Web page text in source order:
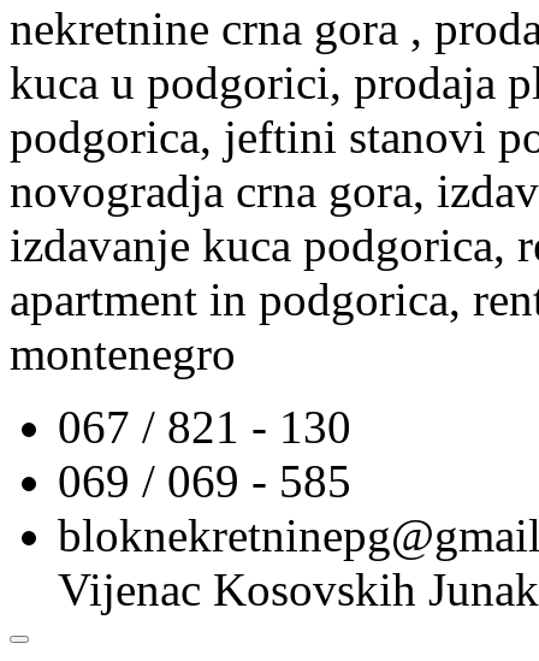
nekretnine crna gora ,
kuca u podgorici, prodaja
podgorica, jeftini stanovi
novogradja crna gora,
izdavanje kuca podgorica,
apartment in podgorica,
montenegro
067 / 821 - 130
069 / 069 - 585
Vijenac Kosovskih